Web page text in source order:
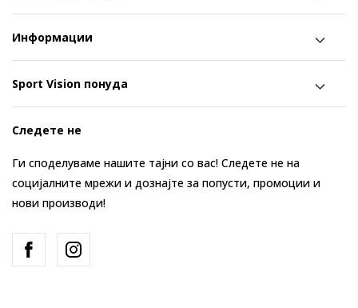
Информации
Sport Vision понуда
Следете не
Ги споделуваме нашите тајни со вас! Следете не на
социјалните мрежи и дознајте за попусти, промоции и
нови производи!